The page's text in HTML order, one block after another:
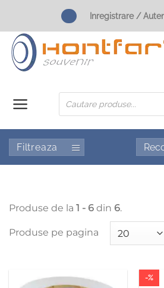
content
Inregistrare /
Products
search
Filtreaza
Produse de la 1 - 6 din 6.
Produse pe pagina
-%